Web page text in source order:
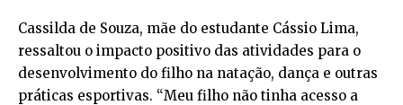
Cassilda de Souza, mãe do estudante Cássio Lima,
ressaltou o impacto positivo das atividades para o
desenvolvimento do filho na natação, dança e outras
práticas esportivas. “Meu filho não tinha acesso a